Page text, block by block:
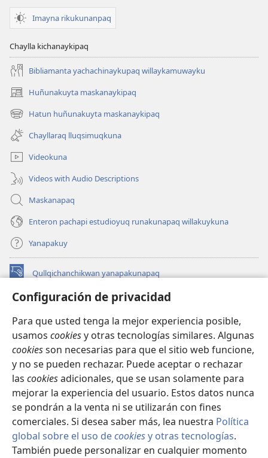
Configuración de privacidad
Para que usted tenga la mejor experiencia posible,
usamos cookiesy otras tecnologías similares. Algunas
cookiesson necesarias para que el sitio web funcione,
y no se pueden rechazar. Puede aceptar o rechazar
las cookiesadicionales, que se usan solamente para
mejorar la experiencia del usuario. Estos datos nunca
se pondrán a la venta ni se utilizarán con fines
comerciales. Si desea saber más, lea nuestra Política
global sobre el uso decookiesy otras tecnologías.
También puede personalizar en cualquier momento
Imayna rikukunanpaq
Chaylla kichanaykipaq
Bibliamanta yachachinaykupaq willaykamuwayku
Huñunakuyta maskanaykipaq
(abre
una
nueva
ventana)
Hatun huñunakuyta maskanaykipaq
(abre
una
nueva
ventana)
Chayllaraq lluqsimuqkuna
Videokuna
Videos with Audio Descriptions
Maskanapaq
Enteron pachapi estudioyuq runakunapaq willakuykuna
Yanapakuy
Qullqichanchikwan yanapakunapaq
(abre
nueva INTERNETPI QILLQAKUNA Watchtower™
una
nueva
ventana)
JW Hub
(abre
una
nueva
ventana)
JW Library®
Watchtower Library
Copyright© 2026 Watch Tower Bible and Tract Society of Pennsylvania.